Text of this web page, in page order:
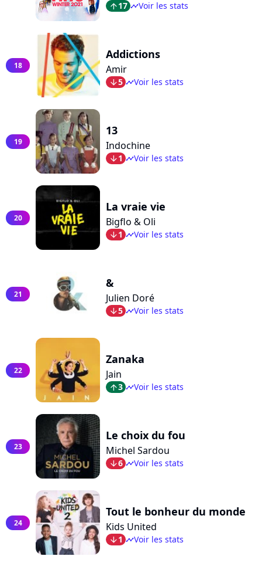
arrow_top17 timelineVoir les stats
18
Addictions
Amir
arrow_bot5 timelineVoir les stats
19
13
Indochine
arrow_bot1 timelineVoir les stats
20
La vraie vie
Bigflo & Oli
arrow_bot1 timelineVoir les stats
21
&
Julien Doré
arrow_bot5 timelineVoir les stats
22
Zanaka
Jain
arrow_top3 timelineVoir les stats
23
Le choix du fou
Michel Sardou
arrow_bot6 timelineVoir les stats
24
Tout le bonheur du monde
Kids United
arrow_bot1 timelineVoir les stats